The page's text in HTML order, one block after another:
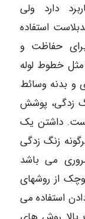
دارد ولی
استفاده
حفاظت و
خطوط لوله
و بدنه وسائط
زدگی، پوشش
داشتن یک
زنگ زدگی
می باشد
از روشهای
استفاده می